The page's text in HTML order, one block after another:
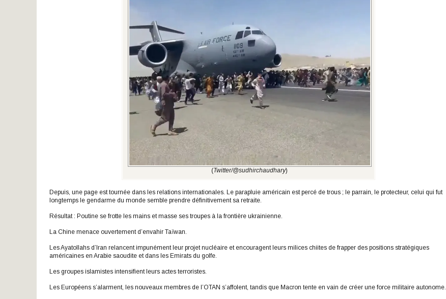
(Twitter/@sudhirchaudhary)
Depuis, une page est tournée dans les relations internationales. Le parapluie américain est percé de trous ; le parrain, le protecteur, celui qui fut
longtemps le gendarme du monde semble prendre définitivement sa retraite.
Résultat : Poutine se frotte les mains et masse ses troupes à la frontière ukrainienne.
La Chine menace ouvertement d’envahir Taïwan.
Les Ayatollahs d’Iran relancent impunément leur projet nucléaire et encouragent leurs milices chiites de frapper des positions stratégiques
américaines en Arabie saoudite et dans les Emirats du golfe.
Les groupes islamistes intensifient leurs actes terroristes.
Les Européens s’alarment, les nouveaux membres de l’OTAN s’affolent, tandis que Macron tente en vain de créer une force militaire autonome.